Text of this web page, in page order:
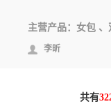
主营产品：女包
李昕
共有